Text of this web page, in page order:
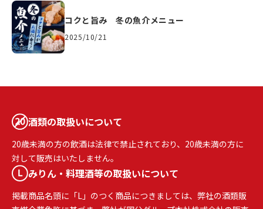
コクと旨み 冬の魚介メニュー
2025/10/21
酒類の取扱いについて
20歳未満の方の飲酒は法律で禁止されており、20歳未満の方に
対して販売はいたしません。
みりん・料理酒等の取扱いについて
掲載商品名頭に「L」のつく商品につきましては、弊社の酒類販